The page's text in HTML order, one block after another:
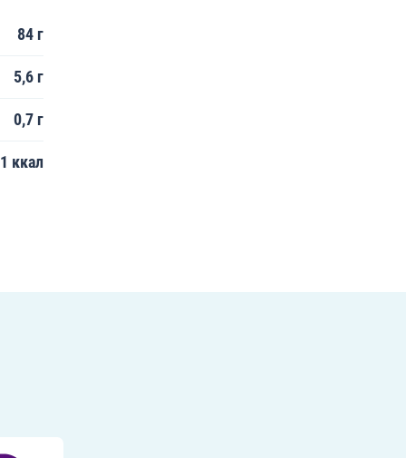
84 г
5,6 г
0,7 г
ккал